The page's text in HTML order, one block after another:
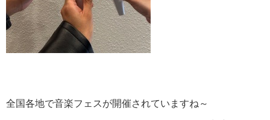
全国各地で音楽フェスが開催されていますね～